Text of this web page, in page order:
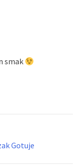
smak
Gotuje